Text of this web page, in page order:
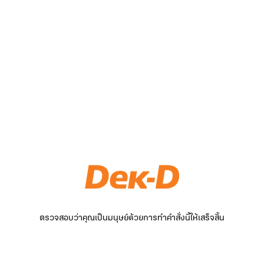
ตรวจสอบว่าคุณเป็นมนุษย์ด้วยการทำคำสั่งนี้ให้เสร็จสิ้น